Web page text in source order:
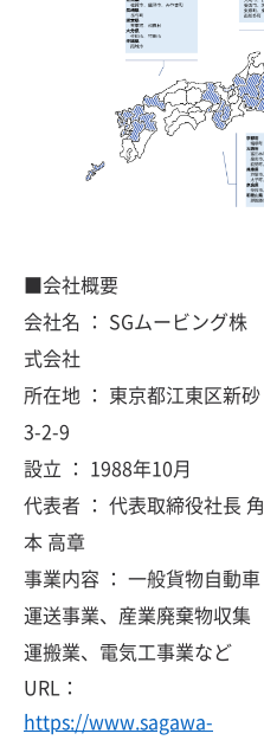
■会社概要
会社名 ： SGムービング株
式会社
所在地 ： 東京都江東区新砂
3-2-9
設立 ： 1988年10月
代表者 ： 代表取締役社長 角
本 高章
事業内容 ： 一般貨物自動車
運送事業、産業廃棄物収集
運搬業、電気工事業など
URL：
https://www.sagawa-